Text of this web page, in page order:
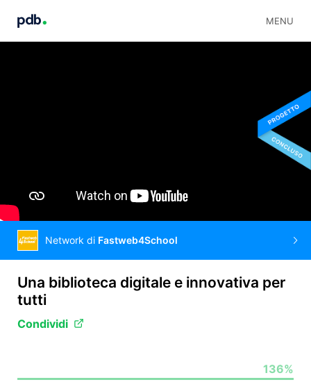
MENU
Network di Fastweb4School
Una biblioteca digitale e innovativa per
tutti
Condividi
136%